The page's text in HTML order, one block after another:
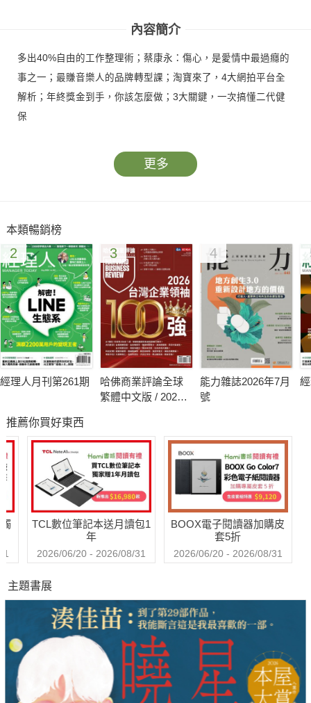
內容簡介
多出40%自由的工作整理術；蔡康永：傷心，是愛情中最過癮的
事之一；最賺音樂人的品牌轉型課；淘寶來了，4大網拍平台全
解析；年終獎金到手，你該怎麼做；3大關鍵，一次搞懂二代健
保
更多
本類暢銷榜
2
經理人月刊第261期
3
哈佛商業評論全球
繁體中文版 / 2026
4
能力雜誌2026年7月
號
推薦你買好東西
TCL數位筆記本送月讀包1
年
2026/06/20 - 2026/08/31
BOOX電子閱讀器加購皮
套5折
2026/06/20 - 2026/08/31
主題書展